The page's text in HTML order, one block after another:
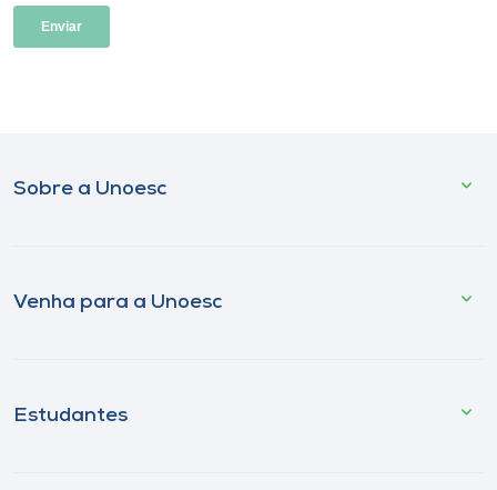
Sobre a Unoesc
Venha para a Unoesc
Estudantes